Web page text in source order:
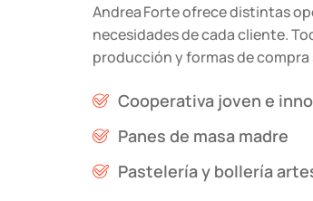
Andrea Forte ofrece distintas
necesidades de cada cliente.
producción y formas de compra
Cooperativa joven e
Panes de masa madre
Pastelería y bollería